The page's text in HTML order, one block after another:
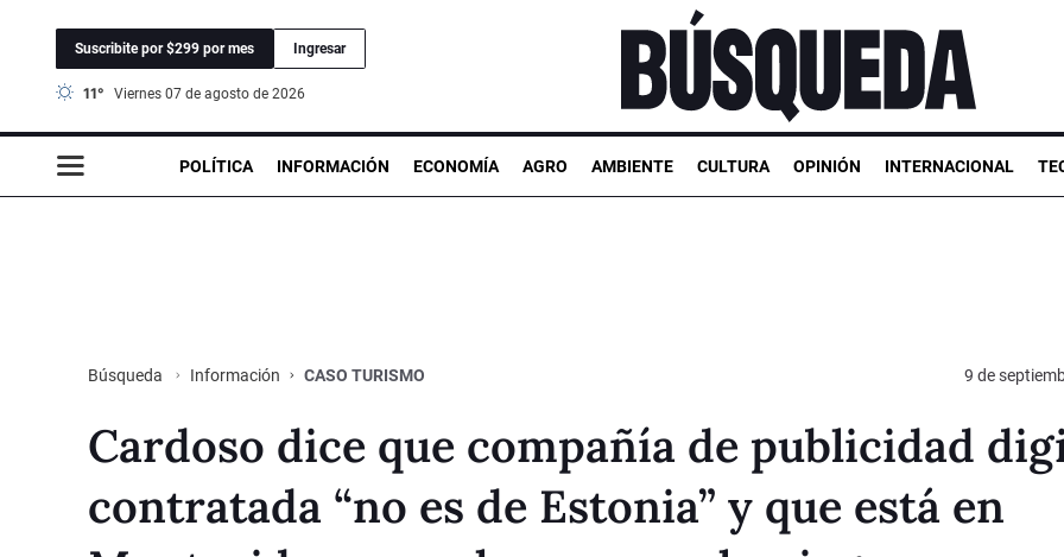
Suscribite por $299 por mes Ingresar
11° viernes 07 de agosto de 2026
POLÍTICA INFORMACIÓN ECONOMÍA AGRO AMBIENTE CULTURA OPINIÓN INTERNACIONAL
Búsqueda Información CASO TURISMO 9 de
Cardoso dice que compañía de publicidad
contratada “no es de Estonia” y que está en